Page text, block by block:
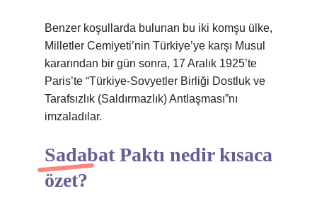
Benzer koşullarda bulunan bu iki komşu ülke,
Milletler Cemiyeti’nin Türkiye’ye karşı Musul
kararından bir gün sonra, 17 Aralık 1925’te
Paris’te “Türkiye-Sovyetler Birliği Dostluk ve
Tarafsızlık (Saldırmazlık) Antlaşması”nı
imzaladılar.
Sadabat Paktı nedir kısaca
özet?